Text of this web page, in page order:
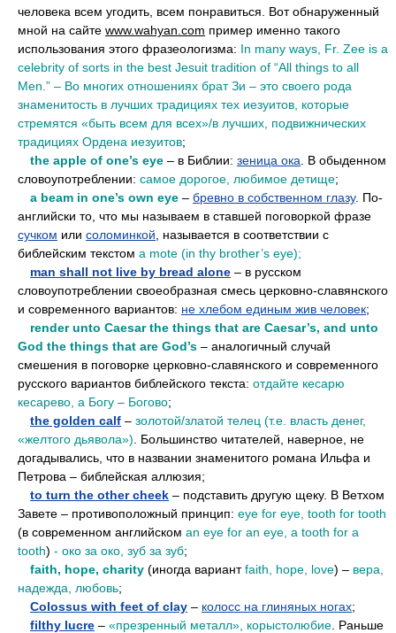
человека всем угодить, всем понравиться. Вот обнаруженный
мной на сайте www.wahyan.com пример именно такого
использования этого фразеологизма: In many ways, Fr. Zee is a
celebrity of sorts in the best Jesuit tradition of “All things to all
Men.” – Во многих отношениях брат Зи – это своего рода
знаменитость в лучших традициях тех иезуитов, которые
стремятся «быть всем для всех»/в лучших, подвижнических
традициях Ордена иезуитов;
the apple of one’s eye – в Библии: зеница ока . В обыденном
словоупотреблении: самое дорогое, любимое детище;
a beam in one’s own eye – бревно в собственном глазу. По-
английски то, что мы называем в ставшей поговоркой фразе
сучком или соломинкой , называется в соответствии с
библейским текстом a mote (in thy brother’s eye);
man shall not live by bread alone – в русском
словоупотреблении своеобразная смесь церковно-славянского
и современного вариантов: не хлебом единым жив человек;
render unto Caesar the things that are Caesar’s, and unto
God the things that are God’s – аналогичный случай
смешения в поговорке церковно-славянского и современного
русского вариантов библейского текста: отдайте кесарю
кесарево, а Богу – Богово;
the golden calf – золотой/златой телец (т.е. власть денег,
«желтого дьявола») . Большинство читателей, наверное, не
догадывались, что в названии знаменитого романа Ильфа и
Петрова – библейская аллюзия;
to turn the other cheek – подставить другую щеку. В Ветхом
Завете – противоположный принцип: eye for eye, tooth for tooth
(в современном английском an eye for an eye, a tooth for a
tooth) - око за око, зуб за зуб;
faith, hope, charity (иногда вариантfaith, hope, love) – вера,
надежда, любовь;
Colossus with feet of clay – колосс на глиняных ногах;
filthy lucre – «презренный металл», корыстолюбие . Раньше